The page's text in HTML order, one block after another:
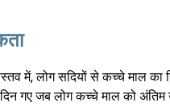
में, लोग सदियों से कच्चे माल का
गए जब लोग कच्चे माल को अंतिम